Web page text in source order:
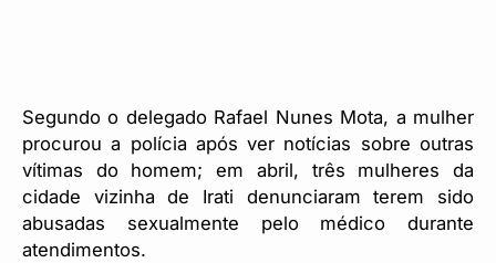
Segundo o delegado Rafael Nunes Mota, a mulher
procurou a polícia após ver notícias sobre outras
vítimas do homem; em abril, três mulheres da
cidade vizinha de Irati denunciaram terem sido
abusadas sexualmente pelo médico durante
atendimentos.